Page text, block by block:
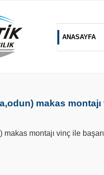
ANASAYFA
makas
montajı vinç ile